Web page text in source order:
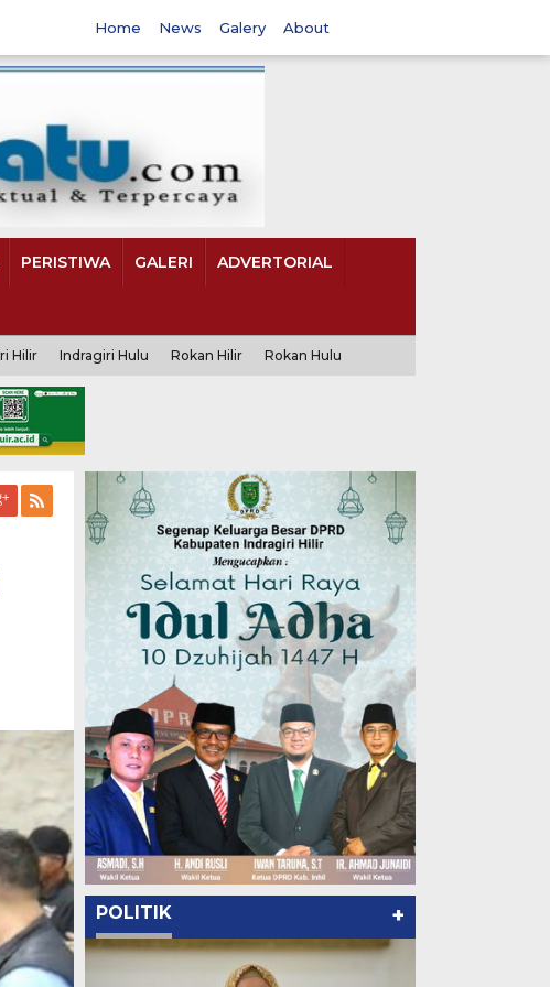
Home News Galery About
PERISTIWA GALERI ADVERTORIAL
Hilir Indragiri Hulu Rokan Hilir Rokan Hulu
POLITIK +